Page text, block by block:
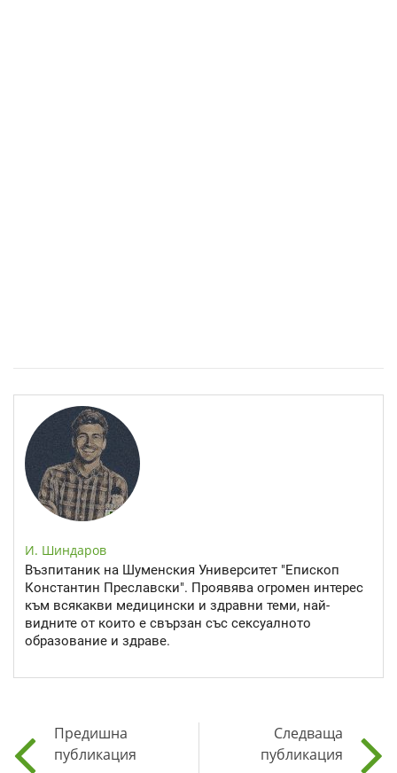
И. Шиндаров
Възпитаник на Шуменския Университет "Епископ
Константин Преславски". Проявява огромен интерес
към всякакви медицински и здравни теми, най-
видните от които е свързан със сексуалното
образование и здраве.
Предишна
публикация
Следваща
публикация